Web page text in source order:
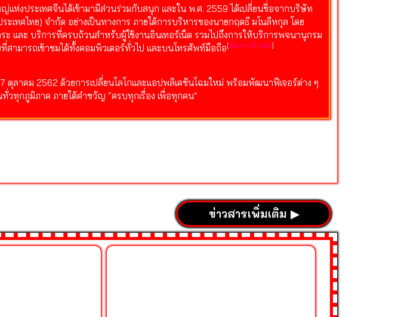
แห่งประเทศจีนได้เข้ามามีส่วนร่วมกับสนุก และใน พ.ศ. 2559 ได้เปลี่ยนชื่อจากบริษัท
เทศไทย) จำกัด อย่างเป็นทางการ ภายใต้การบริหารของนายกฤตธี มโนลีหกุล โดย
ะ และ บริการที่ครบถ้วนสำหรับผู้ใช้งานอินเทอร์เน็ต รวมไปถึงการให้บริการพจนานุกรม
ามารถเข้าชมได้ทั้งคอมพิวเตอร์ทั่วไป และบนโทรศัพท์มือถือ[ต้องการอ้างอิง]
ตุลาคม 2562 ด้วยการเปลี่ยนโลโกและแอปพลิเคชันโฉมใหม่ พร้อมพัฒนาฟีเจอร์ต่าง ๆ
วทุกภูมิภาค ภายใต้คำขวัญ “ครบทุกเรื่อง เพื่อทุกคน”
ข่าวสารเพิ่มเติม ▶